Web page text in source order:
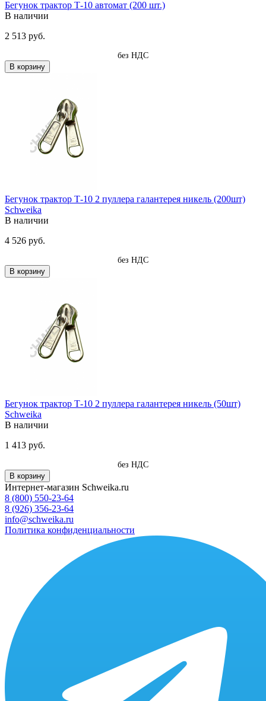
Бегунок трактор Т-10 автомат (200 шт.)
В наличии
2 513 руб.
без НДС
В корзину
Бегунок трактор Т-10 2 пуллера галантерея никель (200шт)
Schweika
В наличии
4 526 руб.
без НДС
В корзину
Бегунок трактор Т-10 2 пуллера галантерея никель (50шт)
Schweika
В наличии
1 413 руб.
без НДС
В корзину
Интернет-магазин Schweika.ru
8 (800) 550-23-64
8 (926) 356-23-64
info@schweika.ru
Политика конфиденциальности